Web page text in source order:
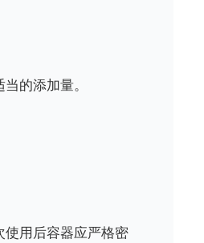
的添加量。
使用后容器应严格密